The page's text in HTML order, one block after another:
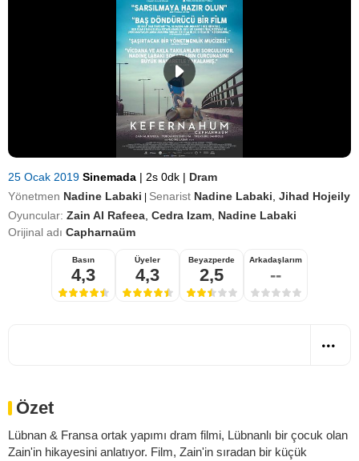
25 Ocak 2019 Sinemada | 2s 0dk | Dram
Yönetmen Nadine Labaki Senarist Nadine Labaki Jihad Hojeily
Oyuncular: Zain Al Rafeea Cedra Izam Nadine Labaki
Orijinal adı Capharnaüm
Basın
4,3
Üyeler
4,3
Beyazperde
2,5
Arkadaşlarım
--
Özet
Lübnan & Fransa ortak yapımı dram filmi, Lübnanlı bir çocuk olan
Zain'in hikayesini anlatıyor. Film, Zain'in sıradan bir küçük